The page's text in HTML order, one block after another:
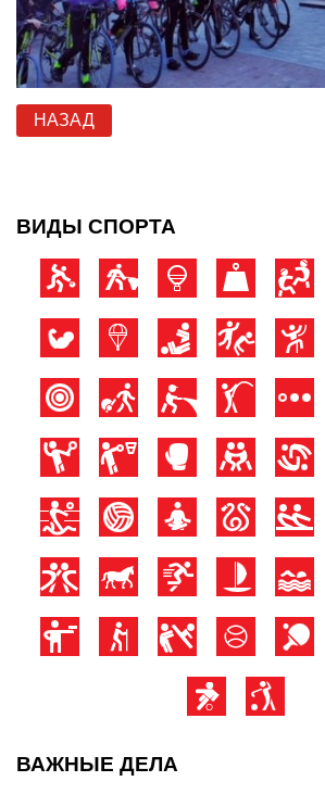
НАЗАД
ВИДЫ СПОРТА
ВАЖНЫЕ ДЕЛА